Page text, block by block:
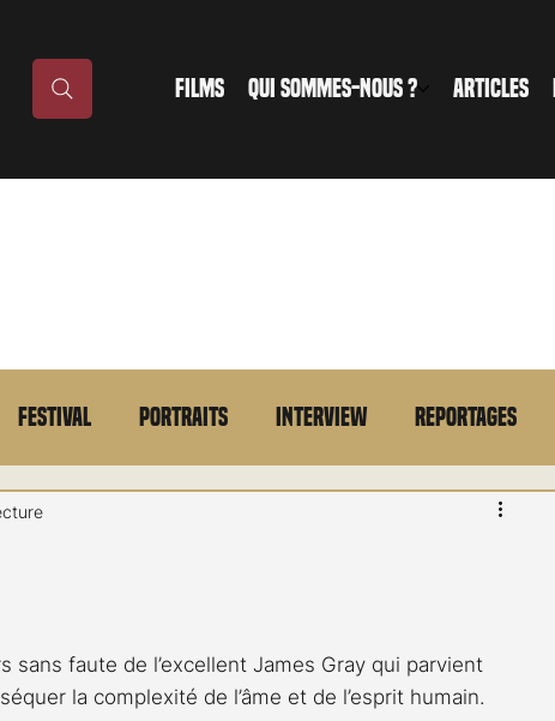
FILMS QUI SOMMES-NOUS ? ARTICLES
Festival Portraits Interview Reportages
En bref
sans faute de l’excellent James Gray qui parvient
la complexité de l’âme et de l’esprit humain.